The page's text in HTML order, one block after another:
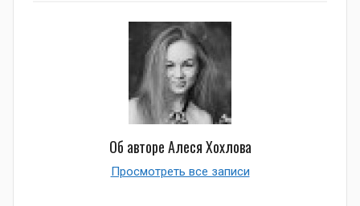
Об автореАлеся Хохлова
Просмотреть все записи